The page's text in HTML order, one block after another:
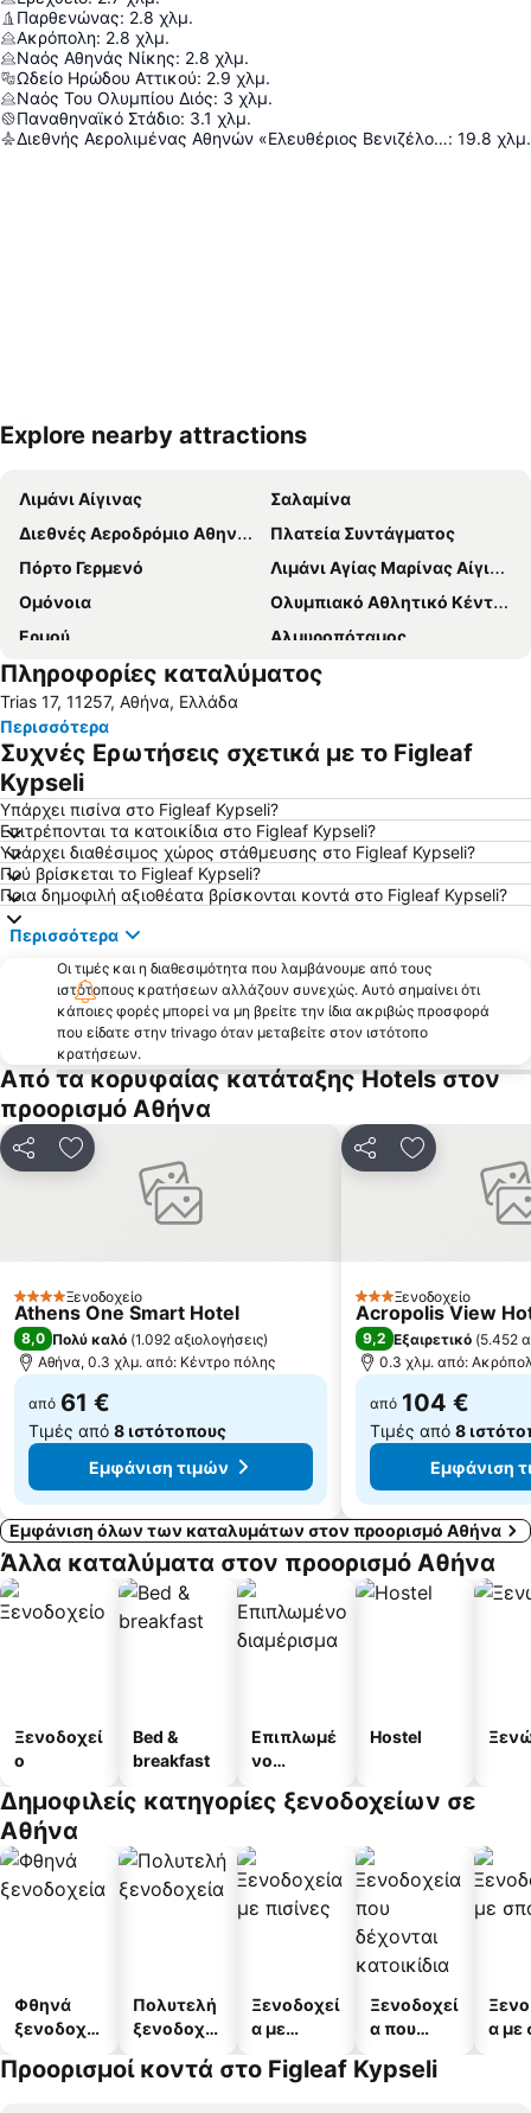
Παρθενώνας: 2.8 χλμ.
Ακρόπολη: 2.8 χλμ.
Ναός Αθηνάς Νίκης: 2.8 χλμ.
Ωδείο Ηρώδου Αττικού: 2.9 χλμ.
Ναός Του Ολυμπίου Διός: 3 χλμ.
Παναθηναϊκό Στάδιο: 3.1 χλμ.
Διεθνής Αερολιμένας Αθηνών «Ελευθέριος Βενιζέλος»: 19.8 χλμ.
Ανάπτυξη χάρτη
Explore nearby attractions
Λιμάνι Αίγινας
Σαλαμίνα
Διεθνές Αεροδρόμιο Αθηνών Ελευθέριος Βενιζέλος
Πλατεία Συντάγματος
Πόρτο Γερμενό
Λιμάνι Αγίας Μαρίνας Αίγινας
Ομόνοια
Ολυμπιακό Αθλητικό Κέντρο Αθηνών 'Σπύρος Λούης'
Ερμού
Αλμυροπόταμος
Νέα Σμύρνη
Αλεποχώρι
Μοναστηράκι
Σιδηροδρομικός Σταθμός Αθήνας - Σταθμός Λαρίσης
Πεύκη
Λευκαντί
Παραλία Ωρωπού
Μαύρο Λιθάρι
Παραλία Νέων Στύρων
Λιμάνι Ραφήνας
Βριλήσσια
Κολωνάκι
Χαϊδάρι
Νέο Ηράκλειο Αττικής
Λιμάνι Λαυρίου
Αιγάλεω
Λαγονήσι
Ψυρρή
Το μετρό της Αθήνας
Παλαιά Φώκαια
Μικρολίμανο
Ακρόπολη Αθηνών
Ampelokipoi
Νέα Πέραμος
Παραδοσιακός Οικισμός Πλάκας
Ιερά Οδός
Κέντρο του Πειραιά
Παραλία Αμαρύνθου
Παραλία της Ερέτριας
Πληροφορίες καταλύματος
Trias 17, 11257, Αθήνα, Ελλάδα
Περισσότερα
Συχνές Ερωτήσεις σχετικά με το Figleaf
Kypseli
Υπάρχει πισίνα στο Figleaf Kypseli?
Επιτρέπονται τα κατοικίδια στο Figleaf Kypseli?
Υπάρχει διαθέσιμος χώρος στάθμευσης στο Figleaf Kypseli?
Πού βρίσκεται το Figleaf Kypseli?
Ποια δημοφιλή αξιοθέατα βρίσκονται κοντά στο Figleaf Kypseli?
Περισσότερα
Οι τιμές και η διαθεσιμότητα που λαμβάνουμε από τους
ιστότοπους κρατήσεων αλλάζουν συνεχώς. Αυτό σημαίνει ότι
κάποιες φορές μπορεί να μη βρείτε την ίδια ακριβώς προσφορά
που είδατε στην trivago όταν μεταβείτε στον ιστότοπο
κρατήσεων.
Από τα κορυφαίας κατάταξης Hotels στον
προορισμό Αθήνα
ΚοινοποίησηΠροσθήκη στα αγαπημένα
4 ΑστέριαΞενοδοχείο
Athens One Smart Hotel
8,0 Πολύ καλό (1.092 αξιολογήσεις)
Αθήνα, 0.3 χλμ. από: Κέντρο πόλης
από 61 €
Τιμές από 8 ιστότοπους
Εμφάνιση τιμών
ΚοινοποίησηΠροσθήκη
3 ΑστέριαΞενοδοχείο
Acropolis View
9,2 Εξαιρετικό (5.452
0.3 χλμ. από:
από 104 €
Τιμές από 8
Εμφάνιση
Εμφάνιση όλων των καταλυμάτων στον προορισμό Αθήνα
Άλλα καταλύματα στον προορισμό Αθήνα
Ξενοδοχεί
ο
Bed &
breakfast
Επιπλωμέ
νο
α
Hostel
Δημοφιλείς κατηγορίες ξενοδοχείων σε
Αθήνα
Φθηνά
ξενοδοχεί
Πολυτελή
ξενοδοχεί
Ξενοδοχεί
α με
Ξενοδοχεί
α που
κατοικίδι
α με
Προορισμοί κοντά στο Figleaf Kypseli